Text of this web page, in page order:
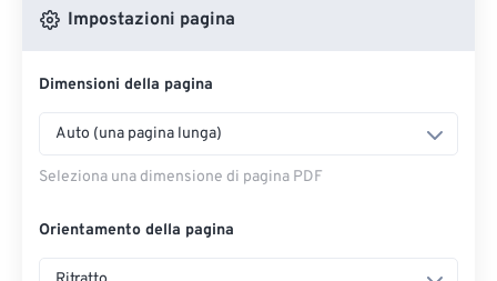
Impostazioni pagina
Dimensioni della pagina
Auto (una pagina lunga)
Seleziona una dimensione di pagina PDF
Orientamento della pagina